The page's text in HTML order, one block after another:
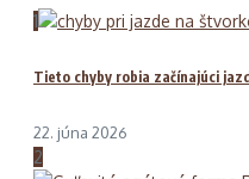
1
Tieto chyby robia začínajúci
22. júna 2026
2